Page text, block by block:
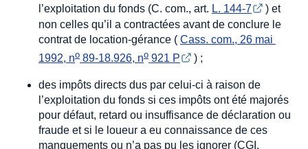
l’exploitation du fonds (C. com., art. L. 144-7
) et
non celles qu’il a contractées avant de conclure le
contrat de location-gérance ( Cass. com., 26 mai
1992, no 89-18.926, no 921 P ) ;
des impôts directs dus par celui-ci à raison de
l’exploitation du fonds si ces impôts ont été majorés
pour défaut, retard ou insuffisance de déclaration ou
fraude et si le loueur a eu connaissance de ces
manquements ou n’a pas pu les ignorer (CGI,